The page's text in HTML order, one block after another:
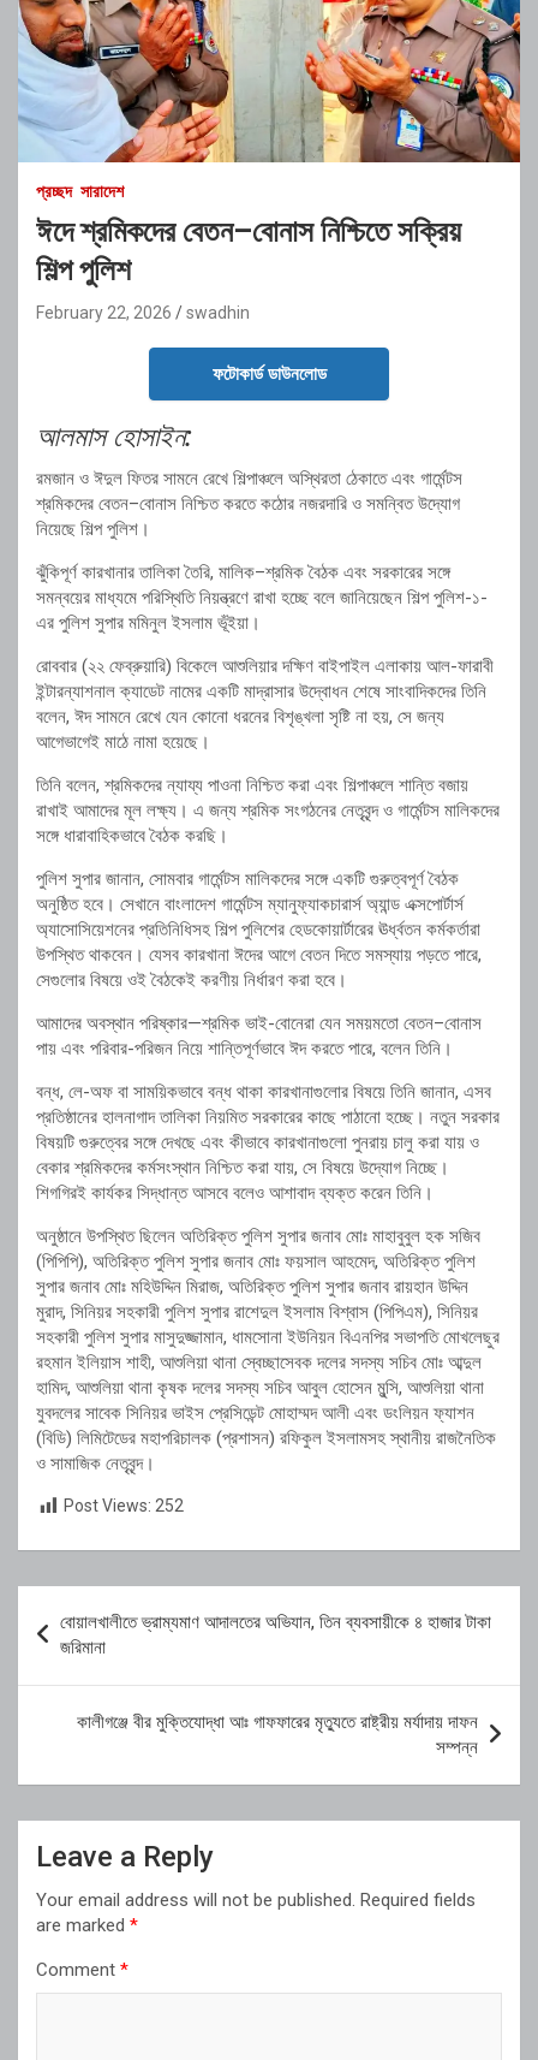
প্রচ্ছদ সারাদেশ
ঈদে শ্রমিকদের বেতন–বোনাস নিশ্চিতে সক্রিয়
শিল্প পুলিশ
February 22, 2026 swadhin
ফটোকার্ড ডাউনলোড
আলমাস হোসাইন:
রমজান ও ঈদুল ফিতর সামনে রেখে শিল্পাঞ্চলে অস্থিরতা ঠেকাতে এবং গার্মেন্টস
শ্রমিকদের বেতন–বোনাস নিশ্চিত করতে কঠোর নজরদারি ও সমন্বিত উদ্যোগ
নিয়েছে শিল্প পুলিশ।
ঝুঁকিপূর্ণ কারখানার তালিকা তৈরি, মালিক–শ্রমিক বৈঠক এবং সরকারের সঙ্গে
সমন্বয়ের মাধ্যমে পরিস্থিতি নিয়ন্ত্রণে রাখা হচ্ছে বলে জানিয়েছেন শিল্প পুলিশ-১-
এর পুলিশ সুপার মমিনুল ইসলাম ভূঁইয়া।
রোববার (২২ ফেব্রুয়ারি) বিকেলে আশুলিয়ার দক্ষিণ বাইপাইল এলাকায় আল-ফারাবী
ইন্টারন্যাশনাল ক্যাডেট নামের একটি মাদ্রাসার উদ্বোধন শেষে সাংবাদিকদের তিনি
বলেন, ঈদ সামনে রেখে যেন কোনো ধরনের বিশৃঙ্খলা সৃষ্টি না হয়, সে জন্য
আগেভাগেই মাঠে নামা হয়েছে।
তিনি বলেন, শ্রমিকদের ন্যায্য পাওনা নিশ্চিত করা এবং শিল্পাঞ্চলে শান্তি বজায়
রাখাই আমাদের মূল লক্ষ্য। এ জন্য শ্রমিক সংগঠনের নেতৃবৃন্দ ও গার্মেন্টস মালিকদের
সঙ্গে ধারাবাহিকভাবে বৈঠক করছি।
পুলিশ সুপার জানান, সোমবার গার্মেন্টস মালিকদের সঙ্গে একটি গুরুত্বপূর্ণ বৈঠক
অনুষ্ঠিত হবে। সেখানে বাংলাদেশ গার্মেন্টস ম্যানুফ্যাকচারার্স অ্যান্ড এক্সপোর্টার্স
অ্যাসোসিয়েশনের প্রতিনিধিসহ শিল্প পুলিশের হেডকোয়ার্টারের ঊর্ধ্বতন কর্মকর্তারা
উপস্থিত থাকবেন। যেসব কারখানা ঈদের আগে বেতন দিতে সমস্যায় পড়তে পারে,
সেগুলোর বিষয়ে ওই বৈঠকেই করণীয় নির্ধারণ করা হবে।
আমাদের অবস্থান পরিষ্কার—শ্রমিক ভাই-বোনেরা যেন সময়মতো বেতন–বোনাস
পায় এবং পরিবার-পরিজন নিয়ে শান্তিপূর্ণভাবে ঈদ করতে পারে, বলেন তিনি।
বন্ধ, লে-অফ বা সাময়িকভাবে বন্ধ থাকা কারখানাগুলোর বিষয়ে তিনি জানান, এসব
প্রতিষ্ঠানের হালনাগাদ তালিকা নিয়মিত সরকারের কাছে পাঠানো হচ্ছে। নতুন সরকার
বিষয়টি গুরুত্বের সঙ্গে দেখছে এবং কীভাবে কারখানাগুলো পুনরায় চালু করা যায় ও
বেকার শ্রমিকদের কর্মসংস্থান নিশ্চিত করা যায়, সে বিষয়ে উদ্যোগ নিচ্ছে।
শিগগিরই কার্যকর সিদ্ধান্ত আসবে বলেও আশাবাদ ব্যক্ত করেন তিনি।
অনুষ্ঠানে উপস্থিত ছিলেন অতিরিক্ত পুলিশ সুপার জনাব মোঃ মাহাবুবুল হক সজিব
(পিপিপি), অতিরিক্ত পুলিশ সুপার জনাব মোঃ ফয়সাল আহমেদ, অতিরিক্ত পুলিশ
সুপার জনাব মোঃ মহিউদ্দিন মিরাজ, অতিরিক্ত পুলিশ সুপার জনাব রায়হান উদ্দিন
মুরাদ, সিনিয়র সহকারী পুলিশ সুপার রাশেদুল ইসলাম বিশ্বাস (পিপিএম), সিনিয়র
সহকারী পুলিশ সুপার মাসুদুজ্জামান, ধামসোনা ইউনিয়ন বিএনপির সভাপতি মোখলেছুর
রহমান ইলিয়াস শাহী, আশুলিয়া থানা স্বেচ্ছাসেবক দলের সদস্য সচিব মোঃ আব্দুল
হামিদ, আশুলিয়া থানা কৃষক দলের সদস্য সচিব আবুল হোসেন মুন্সি, আশুলিয়া থানা
যুবদলের সাবেক সিনিয়র ভাইস প্রেসিডেন্ট মোহাম্মদ আলী এবং ডংলিয়ন ফ্যাশন
(বিডি) লিমিটেডের মহাপরিচালক (প্রশাসন) রফিকুল ইসলামসহ স্থানীয় রাজনৈতিক
ও সামাজিক নেতৃবৃন্দ।
Post Views: 252
navigation
বোয়ালখালীতে ভ্রাম্যমাণ আদালতের অভিযান, তিন ব্যবসায়ীকে ৪ হাজার টাকা
জরিমানা
কালীগঞ্জে বীর মুক্তিযোদ্ধা আঃ গাফফারের মৃত্যুতে রাষ্ট্রীয় মর্যাদায় দাফন
সম্পন্ন
Leave a Reply
Your email address will not be published. Required fields
are marked *
Comment *